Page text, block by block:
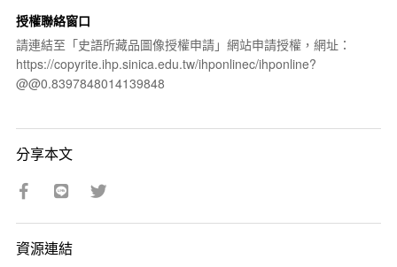
授權聯絡窗口
請連結至「史語所藏品圖像授權申請」網站申請授權，網址：
https://copyrite.ihp.sinica.edu.tw/ihponlinec/ihponline?
@@0.8397848014139848
分享本文
資源連結